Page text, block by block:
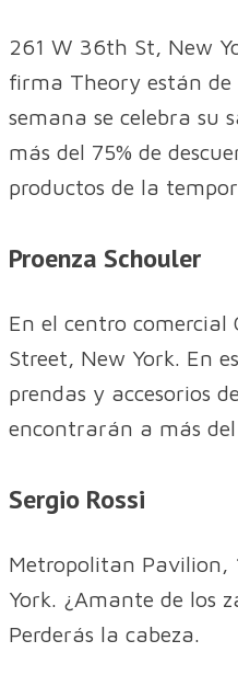
261 W 36th St, New
firma Theory están
semana se celebra su
más del 75% de
productos de la
Proenza Schouler
​En el centro
Street, New York. En
prendas y accesorios
encontrarán a más del
Sergio Rossi
​Metropolitan Pavilion,
York. ¿Amante de los
Perderás la cabeza.